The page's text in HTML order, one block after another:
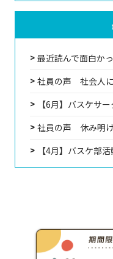
最近読んで面白か
社員の声 社会人
【6月】バスケサ
社員の声 休み明
【4月】バスケ部